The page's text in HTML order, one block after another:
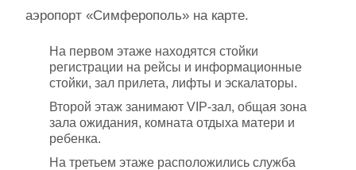
аэропорт «Симферополь» на карте.
На первом этаже находятся стойки
регистрации на рейсы и информационные
стойки, зал прилета, лифты и эскалаторы.
Второй этаж занимают VIP-зал, общая зона
зала ожидания, комната отдыха матери и
ребенка.
На третьем этаже расположились служба